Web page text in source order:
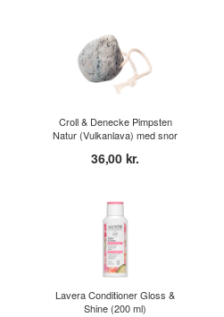
Croll & Denecke Pimpsten
Natur (Vulkanlava) med snor
36,00 kr.
Lavera Conditioner Gloss &
Shine (200 ml)